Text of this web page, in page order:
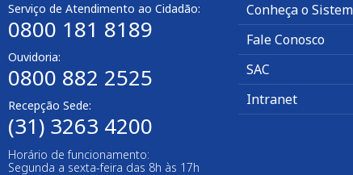
Serviço de Atendimento ao Cidadão:
0800 181 8189
Ouvidoria:
0800 882 2525
Recepção Sede:
(31) 3263 4200
Horário de funcionamento:
Segunda a sexta-feira das 8h às 17h
Conheça o
Fale Conosco
SAC
Intranet